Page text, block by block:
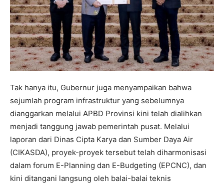
Tak hanya itu, Gubernur juga menyampaikan bahwa
sejumlah program infrastruktur yang sebelumnya
dianggarkan melalui APBD Provinsi kini telah dialihkan
menjadi tanggung jawab pemerintah pusat. Melalui
laporan dari Dinas Cipta Karya dan Sumber Daya Air
(CIKASDA), proyek-proyek tersebut telah diharmonisasi
dalam forum E-Planning dan E-Budgeting (EPCNC), dan
kini ditangani langsung oleh balai-balai teknis